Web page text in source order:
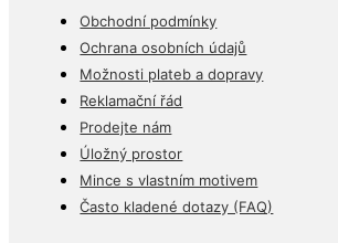
Obchodní podmínky
Ochrana osobních údajů
Možnosti plateb a dopravy
Reklamační řád
Prodejte nám
Úložný prostor
Mince s vlastním motivem
Často kladené dotazy (FAQ)